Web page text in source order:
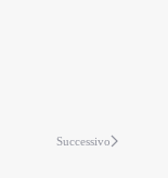
Successivo